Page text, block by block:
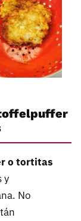
o tortitas
y
No